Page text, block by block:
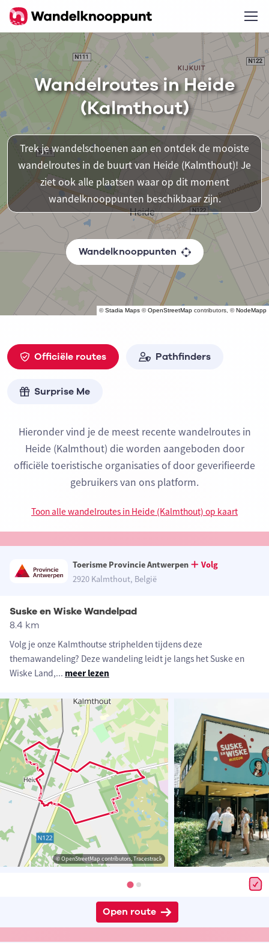
©Stadia Maps ©OpenStreetMap contributors, ©NodeMapp
Wandelroutes in Heide
(Kalmthout)
Trek je wandelschoenen aan en ontdek de mooiste
wandelroutes in de buurt van Heide (Kalmthout)! Je
ziet ook alle plaatsen waar op dit moment
wandelknooppunten beschikbaar zijn.
Wandelknooppunten
Officiële routes Pathfinders
Surprise Me
Hieronder vind je de meest recente wandelroutes in
Heide (Kalmthout) die worden aangeboden door
officiële toeristische organisaties of door geverifieerde
gebruikers van ons platform.
Toon alle wandelroutes in Heide (Kalmthout) op kaart
Toerisme Provincie Antwerpen
Volg
2920 Kalmthout, België
Suske en Wiske Wandelpad
8.4 km
Volg je onze Kalmthoutse striphelden tijdens deze
themawandeling? Deze wandeling leidt je langs het Suske en
Wiske Land,... meer lezen
© OpenStreetMap contributors, Tracestrack
Open route